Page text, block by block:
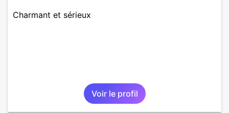
Charmant et sérieux
Voir le profil